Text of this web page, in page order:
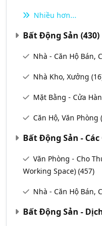
Nhiều hơn...
Bất Động Sản (430)
Nhà - Căn Hộ Bán,
Nhà Kho, Xưởng
Mặt Bằng - Cửa
Căn Hộ, Văn Phòng
Bất Động Sản -
Văn Phòng - Cho
Working Space) (457)
Nhà - Căn Hộ Bán,
Bất Động Sản -